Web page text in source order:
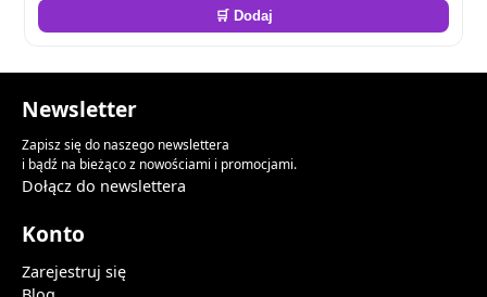
🛒 Dodaj
Newsletter
Zapisz się do naszego newslettera
i bądź na bieżąco z nowościami i promocjami.
Dołącz do newslettera
Konto
Zarejestruj się